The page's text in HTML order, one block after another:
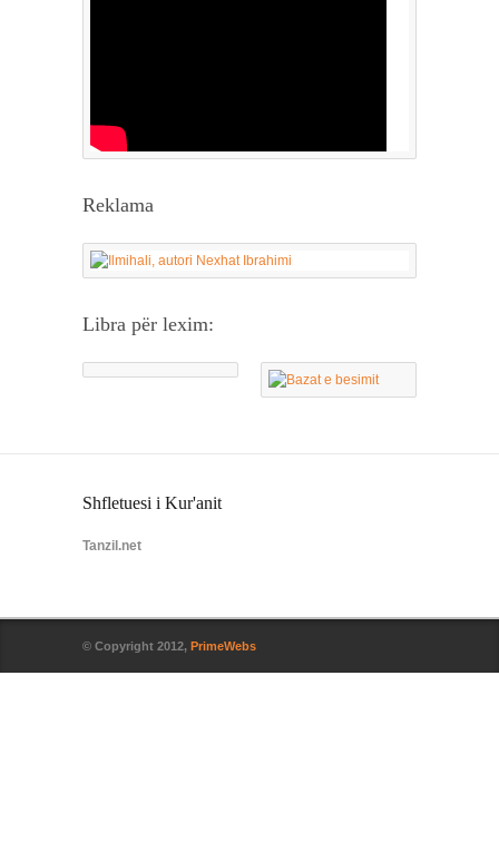
Reklama
Libra për lexim:
Shfletuesi i Kur'anit
Tanzil.net
© Copyright 2012, PrimeWebs